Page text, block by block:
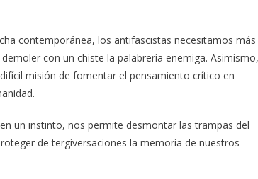
contemporánea, los antifascistas necesitamos más
con un chiste la palabrería enemiga. Asimismo,
misión de fomentar el pensamiento crítico en
un instinto, nos permite desmontar las trampas del
de tergiversaciones la memoria de nuestros